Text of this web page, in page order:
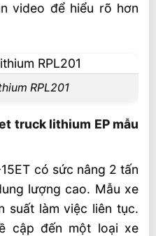
video để hiểu rõ hơn
RPL201
truck lithium EP mẫu
có sức nâng 2 tấn
lượng cao. Mẫu xe
suất làm việc liên tục.
cập đến một loại xe